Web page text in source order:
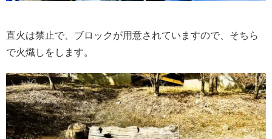
直火は禁止で、ブロックが用意されていますので、そちら
で火熾しをします。